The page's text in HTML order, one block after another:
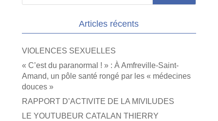
Articles récents
VIOLENCES SEXUELLES
« C’est du paranormal ! » : À Amfreville-Saint-
Amand, un pôle santé rongé par les « médecines
douces »
RAPPORT D’ACTIVITE DE LA MIVILUDES
LE YOUTUBEUR CATALAN THIERRY